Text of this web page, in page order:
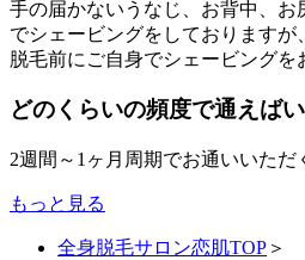
手の届かないうなじ、お背中、
でシェービングをしております
脱毛前にご自身でシェービングを
どのくらいの頻度で通えば
2週間～1ヶ月周期でお通いいただ
もっと見る
全身脱毛サロン恋肌TOP ＞